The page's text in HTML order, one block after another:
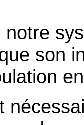
notre
son